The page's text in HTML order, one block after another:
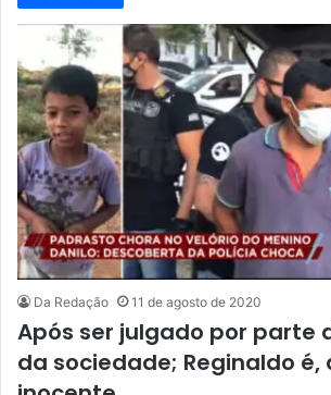
Da Redação 11 de agosto de 2020
Após ser julgado por parte
da sociedade; Reginaldo é,